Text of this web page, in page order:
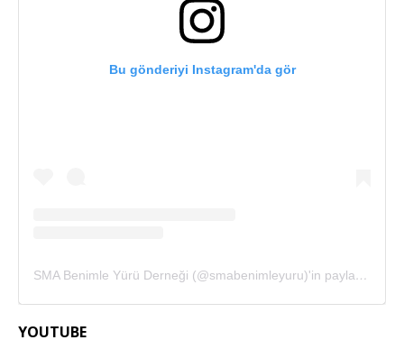
Bu gönderiyi Instagram'da gör
SMA Benimle Yürü Derneği (@smabenimleyuru)'in paylaştığı bir gönderi
YOUTUBE